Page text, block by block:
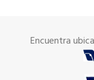
Encuentra